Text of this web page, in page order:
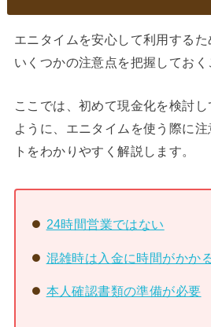
エニタイムを安心して利用する
いくつかの注意点を把握しておく
ここでは、初めて現金化を検討
ように、エニタイムを使う際に
トをわかりやすく解説します。
24時間営業ではない
混雑時は入金に時間がかか
本人確認書類の準備が必要